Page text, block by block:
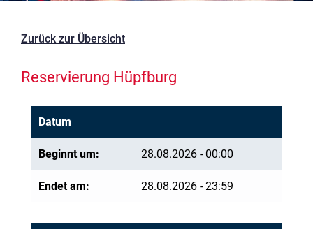
Zurück zur Übersicht
Reservierung Hüpfburg
Datum
Beginnt um: 28.08.2026 - 00:00
Endet am: 28.08.2026 - 23:59